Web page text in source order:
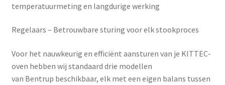
temperatuurmeting en langdurige werking
Regelaars – Betrouwbare sturing voor elk stookproces
Voor het nauwkeurig en efficiënt aansturen van je KITTEC-
oven hebben wij standaard drie modellen
van Bentrup beschikbaar, elk met een eigen balans tussen